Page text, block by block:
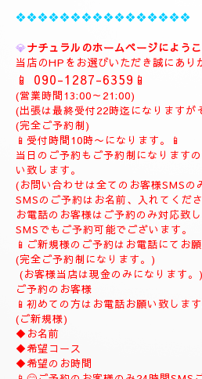
💎ご予約制💎
お電話 ( 090-1287-6359
(事前の完全ご予約制)
当日でもご予約可能でございま
10時よりお電話でご予約の受
(土曜日は9時よりお電話受付
お時間の完全ご予約制になり
(ご予約は完全ご予約制です。)
❖❖❖❖❖❖❖❖❖❖❖❖❖❖❖❖
💎ナチュラルのホームページにようこ
当店のHPをお選びいただき誠にあり
📱090-1287-6359
(営業時間13:00～21:00)
(出張は最終受付22時迄になりますが
(完全ご予約制)
📱受付時間10時〜になります。📱
当日のご予約もご予約制になります